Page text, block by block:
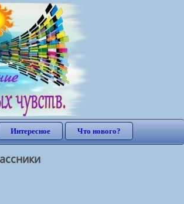
Интересное Что нового?